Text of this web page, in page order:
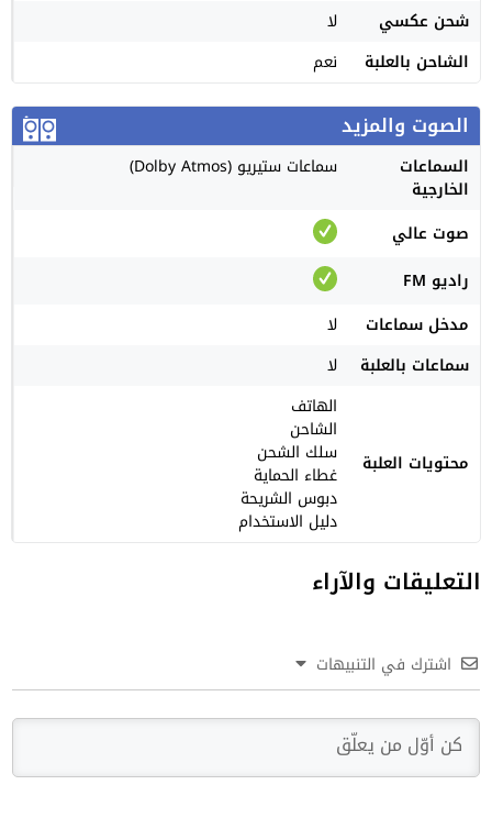
شحن عكسي
لا
الشاحن بالعلبة
نعم
الصوت والمزيد
السماعات
الخارجية
سماعات ستيريو (Dolby Atmos)
صوت عالي
راديو FM
مدخل سماعات
لا
سماعات بالعلبة
لا
محتويات العلبة
الهاتف
الشاحن
سلك الشحن
غطاء الحماية
دبوس الشريحة
دليل الاستخدام
التعليقات والآراء
اشترك في التنبيهات